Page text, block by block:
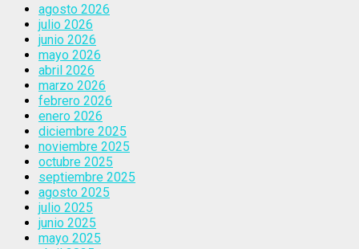
agosto 2026
julio 2026
junio 2026
mayo 2026
abril 2026
marzo 2026
febrero 2026
enero 2026
diciembre 2025
noviembre 2025
octubre 2025
septiembre 2025
agosto 2025
julio 2025
junio 2025
mayo 2025